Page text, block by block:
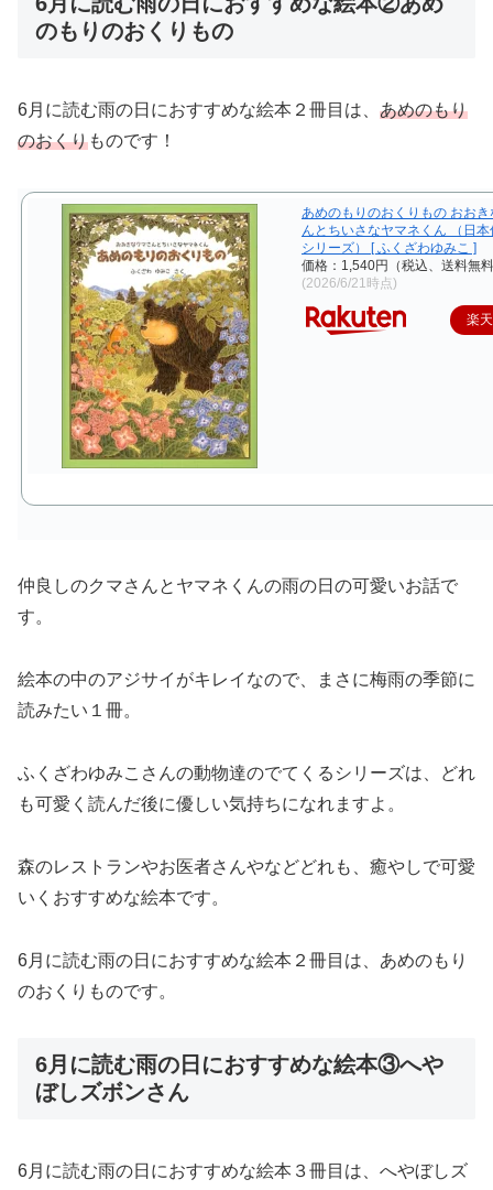
のもりのおくりもの
6月に読む雨の日におすすめな絵本２冊目は、 あめのもり
のおくりものです！
あめのもりのおくりもの おお
んとちいさなヤマネくん （日
シリーズ） [ ふくざわゆみこ ]
価格：1,540円（税込、送料無
(2026/6/21時点)
楽
仲良しのクマさんとヤマネくんの雨の日の可愛いお話で
す。
絵本の中のアジサイがキレイなので、まさに梅雨の季節に
読みたい１冊。
ふくざわゆみこさんの動物達のでてくるシリーズは、どれ
も可愛く読んだ後に優しい気持ちになれますよ。
森のレストランやお医者さんやなどどれも、癒やしで可愛
いくおすすめな絵本です。
6月に読む雨の日におすすめな絵本２冊目は、あめのもり
のおくりものです。
6月に読む雨の日におすすめな絵本③へや
ぼしズボンさん
6月に読む雨の日におすすめな絵本３冊目は、へやぼしズ